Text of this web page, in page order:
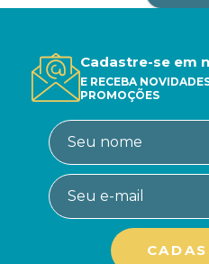
Cadastre-se em
E RECEBA
PROMOÇÕES